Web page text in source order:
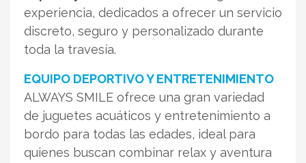
experiencia, dedicados a ofrecer un servicio
discreto, seguro y personalizado durante
toda la travesía.
EQUIPO DEPORTIVO Y ENTRETENIMIENTO
ALWAYS SMILE ofrece una gran variedad
de juguetes acuáticos y entretenimiento a
bordo para todas las edades, ideal para
quienes buscan combinar relax y aventura